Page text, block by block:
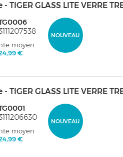
TIGER GLASS LITE VERRE
NOUVEAU
moyen
€
- TIGER GLASS LITE VERRE
NOUVEAU
moyen
€